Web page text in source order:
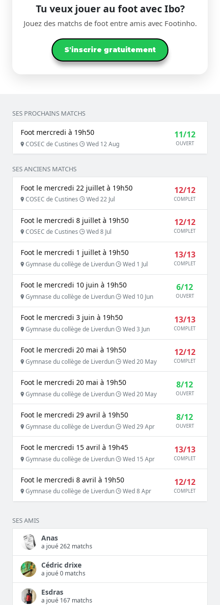
Tu veux jouer au foot avec Ibo?
Jouez des matchs de foot entre amis avec Footinho.
S'inscrire gratuitement
SES PROCHAINS MATCHS
Foot mercredi à 19h50
COSEC de Custines Wed 12 Aug
11/12
OUVERT
SES ANCIENS MATCHS
Foot le mercredi 22 juillet à 19h50
COSEC de Custines Wed 22 Jul
12/12
COMPLET
Foot le mercredi 8 juillet à 19h50
COSEC de Custines Wed 8 Jul
12/12
COMPLET
Foot le mercredi 1 juillet à 19h50
Gymnase du collège de Liverdun Wed 1 Jul
13/13
COMPLET
Foot le mercredi 10 juin à 19h50
Gymnase du collège de Liverdun Wed 10 Jun
6/12
OUVERT
Foot le mercredi 3 juin à 19h50
Gymnase du collège de Liverdun Wed 3 Jun
13/13
COMPLET
Foot le mercredi 20 mai à 19h50
Gymnase du collège de Liverdun Wed 20 May
12/12
COMPLET
Foot le mercredi 20 mai à 19h50
Gymnase du collège de Liverdun Wed 20 May
8/12
OUVERT
Foot le mercredi 29 avril à 19h50
Gymnase du collège de Liverdun Wed 29 Apr
8/12
OUVERT
Foot le mercredi 15 avril à 19h45
Gymnase du collège de Liverdun Wed 15 Apr
13/13
COMPLET
Foot le mercredi 8 avril à 19h50
Gymnase du collège de Liverdun Wed 8 Apr
12/12
COMPLET
SES AMIS
Anas
a joué 262 matchs
Cédric drixe
a joué 0 matchs
Esdras
a joué 167 matchs